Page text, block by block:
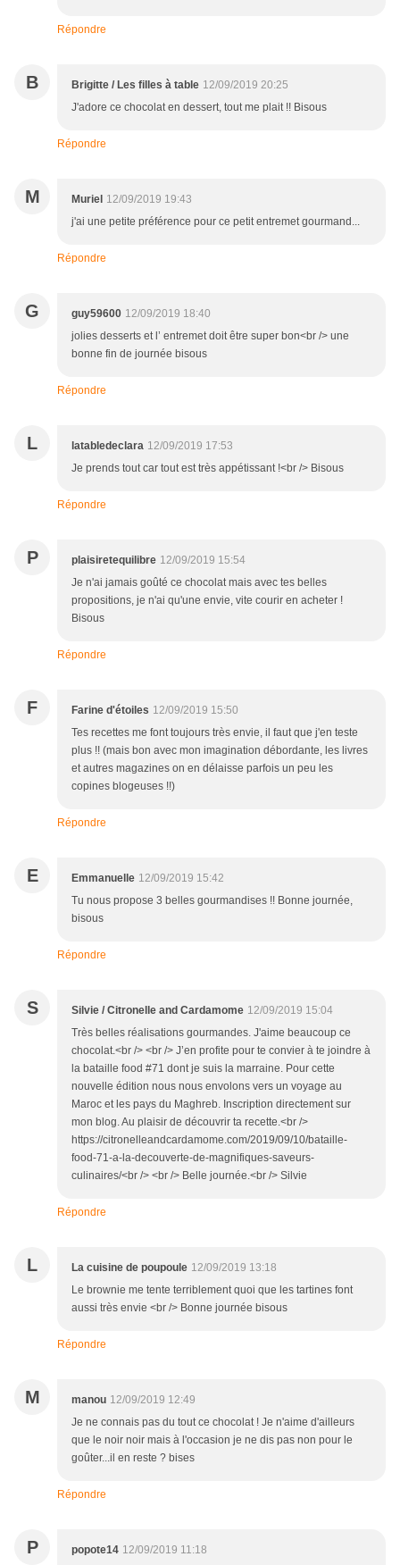
Répondre
B Brigitte / Les filles à table 12/09/2019 20:25
J'adore ce chocolat en dessert, tout me plait !! Bisous
Répondre
M Muriel 12/09/2019 19:43
j'ai une petite préférence pour ce petit entremet gourmand...
Répondre
G guy59600 12/09/2019 18:40
jolies desserts et l’ entremet doit être super bon<br /> une
bonne fin de journée bisous
Répondre
L latabledeclara 12/09/2019 17:53
Je prends tout car tout est très appétissant !<br /> Bisous
Répondre
P plaisiretequilibre 12/09/2019 15:54
Je n'ai jamais goûté ce chocolat mais avec tes belles
propositions, je n'ai qu'une envie, vite courir en acheter !
Bisous
Répondre
F Farine d'étoiles 12/09/2019 15:50
Tes recettes me font toujours très envie, il faut que j'en teste
plus !! (mais bon avec mon imagination débordante, les livres
et autres magazines on en délaisse parfois un peu les
copines blogeuses !!)
Répondre
E Emmanuelle 12/09/2019 15:42
Tu nous propose 3 belles gourmandises !! Bonne journée,
bisous
Répondre
S Silvie / Citronelle and Cardamome 12/09/2019 15:04
Très belles réalisations gourmandes. J'aime beaucoup ce
chocolat.<br /> <br /> J’en profite pour te convier à te joindre à
la bataille food #71 dont je suis la marraine. Pour cette
nouvelle édition nous nous envolons vers un voyage au
Maroc et les pays du Maghreb. Inscription directement sur
mon blog. Au plaisir de découvrir ta recette.<br />
https://citronelleandcardamome.com/2019/09/10/bataille-
food-71-a-la-decouverte-de-magnifiques-saveurs-
culinaires/<br /> <br /> Belle journée.<br /> Silvie
Répondre
L La cuisine de poupoule 12/09/2019 13:18
Le brownie me tente terriblement quoi que les tartines font
aussi très envie <br /> Bonne journée bisous
Répondre
M manou 12/09/2019 12:49
Je ne connais pas du tout ce chocolat ! Je n'aime d'ailleurs
que le noir noir mais à l'occasion je ne dis pas non pour le
goûter...il en reste ? bises
Répondre
P popote14 12/09/2019 11:18